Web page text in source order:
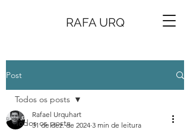
RAFA URQ
Post
Todos os posts
Todos os posts
Rafael Urquhart
31 de dez. de 2024 3 min de leitura